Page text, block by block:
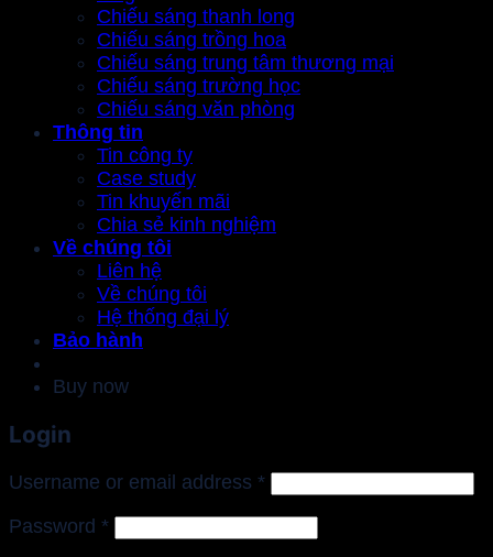
Chiếu sáng thanh long
Chiếu sáng trồng hoa
Chiếu sáng trung tâm thương mại
Chiếu sáng trường học
Chiếu sáng văn phòng
Thông tin
Tin công ty
Case study
Tin khuyến mãi
Chia sẻ kinh nghiệm
Về chúng tôi
Liên hệ
Về chúng tôi
Hệ thống đại lý
Bảo hành
Buy now
Login
Username or email address *Required
Password *Required